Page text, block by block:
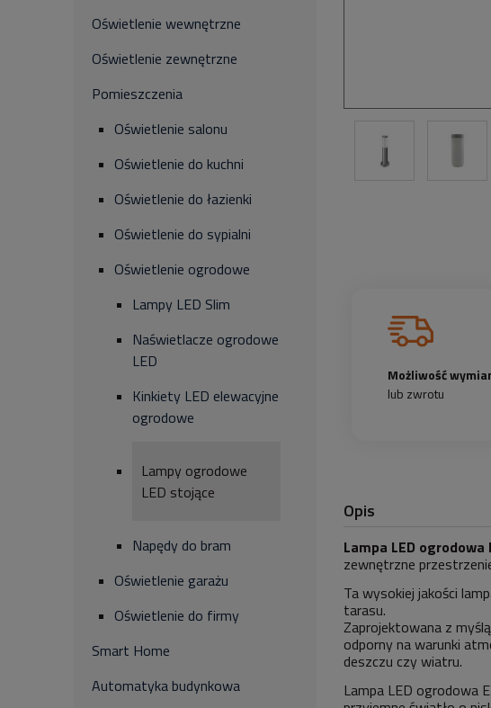
Oświetlenie wewnętrzne
Oświetlenie zewnętrzne
Pomieszczenia
Oświetlenie salonu
Oświetlenie do kuchni
Oświetlenie do łazienki
Oświetlenie do sypialni
Oświetlenie ogrodowe
Lampy LED Slim
Naświetlacze ogrodowe
LED
Kinkiety LED elewacyjne
ogrodowe
Lampy ogrodowe
LED stojące
Napędy do bram
Oświetlenie garażu
Oświetlenie do firmy
Smart Home
Automatyka budynkowa
Możliwość
lub zwrotu
Opis
Lampa LED
zewnętrzne
Ta wysokiej jakości
tarasu.
Zaprojektowana z
odporny na warunki
deszczu czy wiatru.
Lampa LED ogrodowa